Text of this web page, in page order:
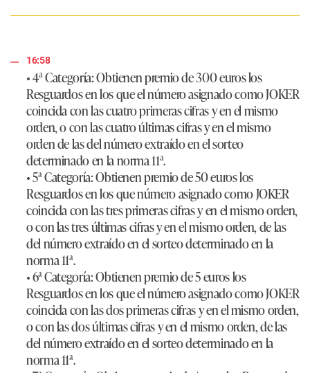
16:58
• 4ª Categoría: Obtienen premio de 300 euros los
Resguardos en los que el número asignado como JOKER
coincida con las cuatro primeras cifras y en el mismo
orden, o con las cuatro últimas cifras y en el mismo
orden de las del número extraído en el sorteo
determinado en la norma 11ª.
• 5ª Categoría: Obtienen premio de 50 euros los
Resguardos en los que número asignado como JOKER
coincida con las tres primeras cifras y en el mismo orden,
o con las tres últimas cifras y en el mismo orden, de las
del número extraído en el sorteo determinado en la
norma 11ª.
• 6ª Categoría: Obtienen premio de 5 euros los
Resguardos en los que el número asignado como JOKER
coincida con las dos primeras cifras y en el mismo orden,
o con las dos últimas cifras y en el mismo orden, de las
del número extraído en el sorteo determinado en la
norma 11ª.